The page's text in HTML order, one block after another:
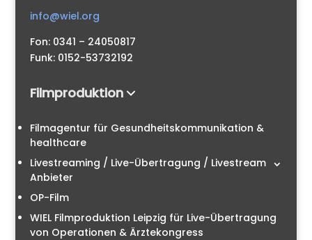
info@wiel.org
Fon: 0341 – 24050817
Funk: 0152-53732192
Filmproduktion
Filmagentur für Gesundheitskommunikation &
healthcare
Livestreaming / Live-Übertragung / Livestream
Anbieter
OP-Film
WIEL Filmproduktion Leipzig für Live-Übertragung
von Operationen & Ärztekongress